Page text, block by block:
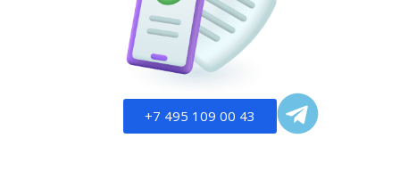
+7 495 109 00 43